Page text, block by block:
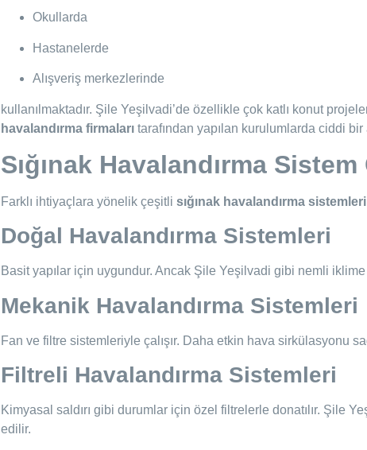
Okullarda
Hastanelerde
Alışveriş merkezlerinde
kullanılmaktadır. Şile Yeşilvadi’de özellikle çok katlı konut
havalandırma firmaları tarafından yapılan kurulumlarda ciddi
Sığınak Havalandırma
Farklı ihtiyaçlara yönelik çeşitli sığınak havalandırma sistemleri
Doğal Havalandırma Sistemleri
Basit yapılar için uygundur. Ancak Şile Yeşilvadi gibi nemli
Mekanik Havalandırma Sistemleri
Fan ve filtre sistemleriyle çalışır. Daha etkin hava sirkülasyonu
Filtreli Havalandırma Sistemleri
Kimyasal saldırı gibi durumlar için özel filtrelerle donatılır. Şile
edilir.